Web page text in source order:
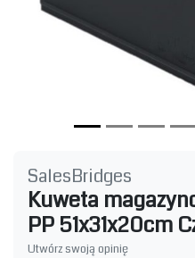
SalesBridges
Kuweta
PP 51x31x20cm
Utwórz swoją opinię